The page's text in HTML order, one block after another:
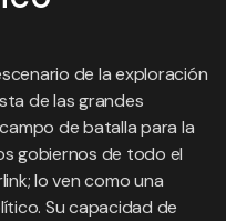
de la exploración
de las grandes
de batalla para la
gobiernos de todo el
lo ven como una
Su capacidad de